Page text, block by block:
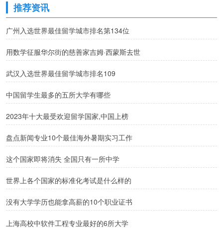
推荐资讯
广州入选世界最佳留学城市排名第134位
用数学征服华尔街的慈善家吉姆·西蒙斯去世
武汉入选世界最佳留学城市排名109
中国留学生最多的五所大学有哪些
2023年十大最受欢迎留学国家,中国上榜
盘点新闻专业10个最佳海外暑期实习工作
这个国家即将消失 全国只有一所中学
世界上各个国家的标准化考试是什么样的
没有大学学历也能拿高薪的10个职业证书
上海高校中软件工程专业最好的6所大学